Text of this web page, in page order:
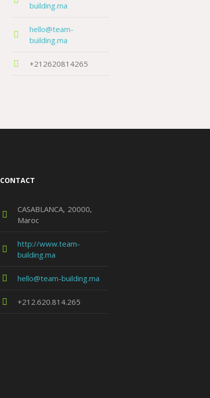
building.ma
hello@team-
building.ma
+212620814265
CONTACT
CASABLANCA 20000
Maroc
http://www.team-
building.ma
hello@team-building.ma
+212.620.814.265